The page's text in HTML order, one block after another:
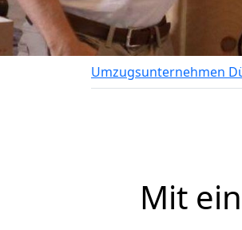
Umzugsunternehmen
Mit